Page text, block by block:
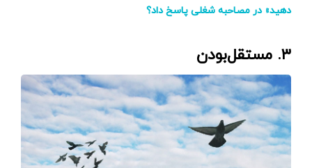
دهید» در مصاحبه شغلی پاسخ داد؟
۳. مستقل‌بودن